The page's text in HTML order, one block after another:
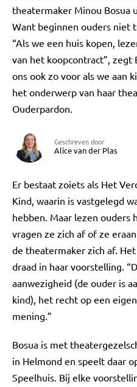
theatermaker Minou Bosua
Want beginnen ouders niet
“Als we een huis kopen,
van het koopcontract”, zegt
ons ook zo voor als we aan
het onderwerp van haar
Ouderpardon.
Geschreven door
Alice van der Plas
Er bestaat zoiets als Het
Kind, waarin is vastgelegd
hebben. Maar lezen ouders
vragen ze zich af of ze
de theatermaker zich af.
draad in haar voorstelling.
aanwezigheid (de ouder is
kind), het recht op een
mening.”
Bosua is met
in Helmond en speelt daar
Speelhuis. Bij elke